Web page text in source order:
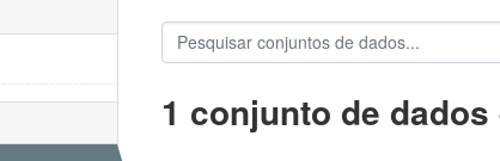
1 conjunto de